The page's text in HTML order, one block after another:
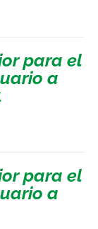
para el
a
para el
a